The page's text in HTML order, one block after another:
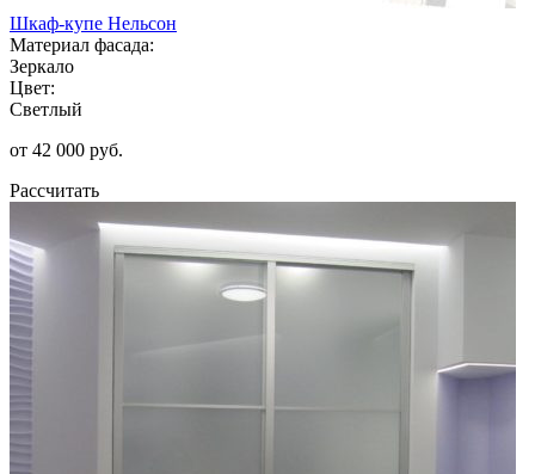
Шкаф-купе Нельсон
Материал фасада:
Зеркало
Цвет:
Светлый
от 42 000 руб.
Рассчитать